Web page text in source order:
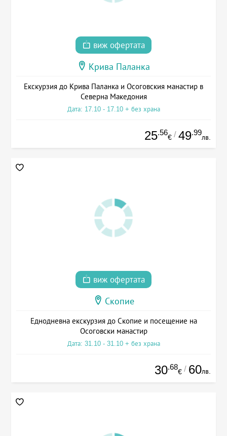
виж офертата
Крива Паланка
Екскурзия до Крива Паланка и Осоговския манастир в
Северна Македония
Дата: 17.10 - 17.10 + без храна
25.56
€ / 49.99
лв.
виж офертата
Скопие
Еднодневна екскурзия до Скопие и посещение на
Осоговски манастир
Дата: 31.10 - 31.10 + без храна
30.68
€ / 60лв.